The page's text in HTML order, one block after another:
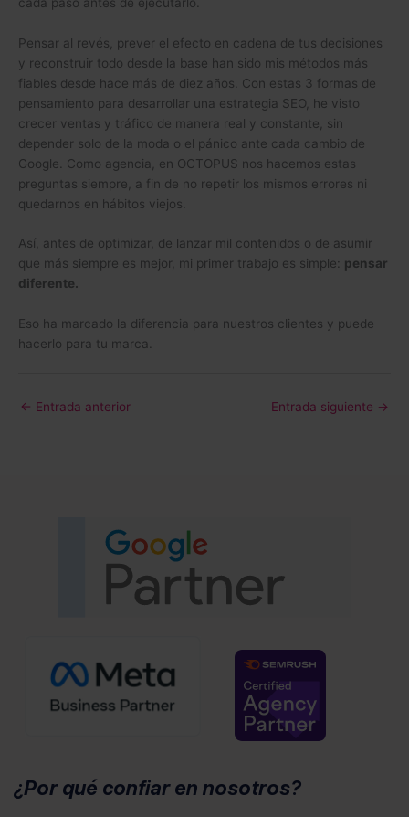
Pensar al revés, prever el efecto en cadena de tus decisiones
y reconstruir todo desde la base han sido mis métodos más
fiables desde hace más de diez años. Con estas 3 formas de
pensamiento para desarrollar una estrategia SEO, he visto
crecer ventas y tráfico de manera real y constante, sin
depender solo de la moda o el pánico ante cada cambio de
Google. Como agencia, en OCTOPUS nos hacemos estas
preguntas siempre, a fin de no repetir los mismos errores ni
quedarnos en hábitos viejos.
Así, antes de optimizar, de lanzar mil contenidos o de asumir
que más siempre es mejor, mi primer trabajo es simple: pensar
diferente.
Eso ha marcado la diferencia para nuestros clientes y puede
hacerlo para tu marca.
← Entrada anterior Entrada siguiente →
(se abre en
¿Por qué confiar en nosotros?